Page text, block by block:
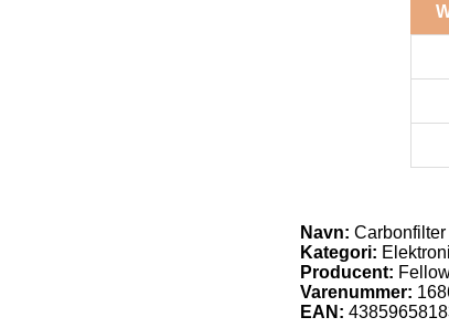
Navn:
Kategori:
Producent:
Varenummer:
EAN: